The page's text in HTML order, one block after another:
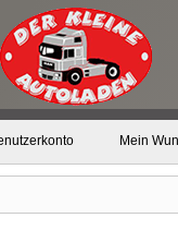
Mein